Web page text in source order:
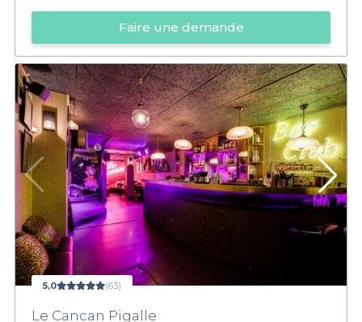
Faire une demande
5,0 (63)
Le Cancan Pigalle